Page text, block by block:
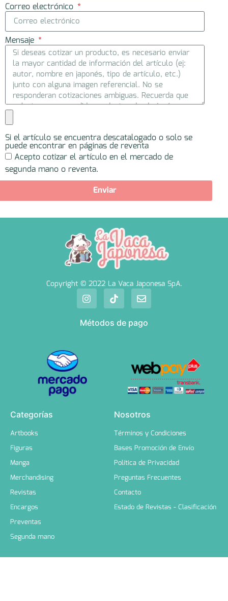
Correo electrónico
Mensaje
Si el artículo se encuentra descatalogado o solo se
puede encontrar en páginas de reventa
Acepto cotizar el artículo en el mercado de
segunda mano o reventa.
Enviar
Copyright © 2022 La Vaca Japonesa SpA.
Métodos de pago
Categorías
Artbooks
Figuras
Manga
Merchandising
Revistas
Encargos
Preventas
Segunda mano
Nosotros
Términos y Condiciones
Bases Promoción de Envío
Política de Privacidad
Preguntas Frecuentes
Contacto
Estado de Revistas - Clasificación